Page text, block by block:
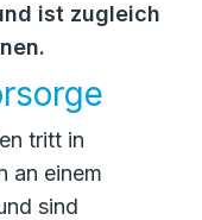
ist zugleich
tritt in
an einem
sind